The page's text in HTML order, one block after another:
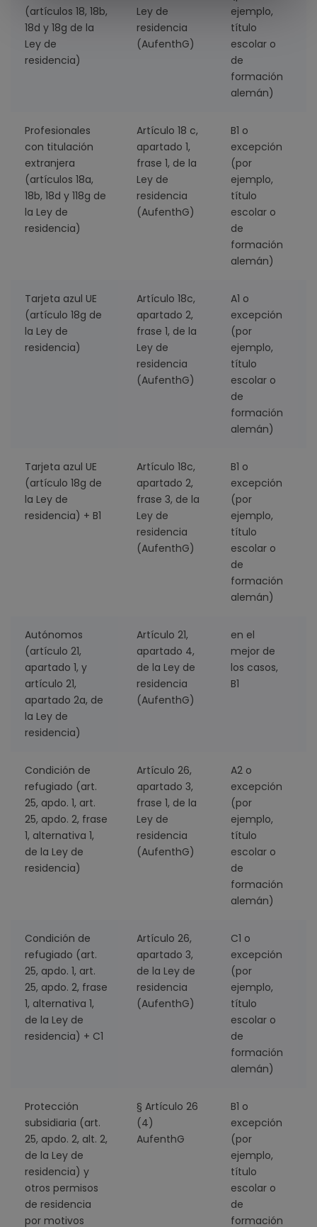
(artículos 18, 18b,
18d y 18g de la
Ley de
residencia)
Ley de
residencia
(AufenthG)
ejemplo,
título
escolar o
de
formación
alemán)
Profesionales
con titulación
extranjera
(artículos 18a,
18b, 18d y 118g de
la Ley de
residencia)
Artículo 18 c,
apartado 1,
frase 1, de la
Ley de
residencia
(AufenthG)
B1 o
excepción
(por
ejemplo,
título
escolar o
de
formación
alemán)
Tarjeta azul UE
(artículo 18g de
la Ley de
residencia)
Artículo 18c,
apartado 2,
frase 1, de la
Ley de
residencia
(AufenthG)
A1 o
excepción
(por
ejemplo,
título
escolar o
de
formación
alemán)
Tarjeta azul UE
(artículo 18g de
la Ley de
residencia) + B1
Artículo 18c,
apartado 2,
frase 3, de la
Ley de
residencia
(AufenthG)
B1 o
excepción
(por
ejemplo,
título
escolar o
de
formación
alemán)
Autónomos
(artículo 21,
apartado 1, y
artículo 21,
apartado 2a, de
la Ley de
residencia)
Artículo 21,
apartado 4,
de la Ley de
residencia
(AufenthG)
en el
mejor de
los casos,
B1
Condición de
refugiado (art.
25, apdo. 1, art.
25, apdo. 2, frase
1, alternativa 1,
de la Ley de
residencia)
Artículo 26,
apartado 3,
frase 1, de la
Ley de
residencia
(AufenthG)
A2 o
excepción
(por
ejemplo,
título
escolar o
de
formación
alemán)
Condición de
refugiado (art.
25, apdo. 1, art.
25, apdo. 2, frase
1, alternativa 1,
de la Ley de
residencia) + C1
Artículo 26,
apartado 3,
de la Ley de
residencia
(AufenthG)
C1 o
excepción
(por
ejemplo,
título
escolar o
de
formación
alemán)
Protección
subsidiaria (art.
25, apdo. 2, alt. 2,
de la Ley de
residencia) y
otros permisos
de residencia
por motivos
§ Artículo 26
(4)
AufenthG
B1 o
excepción
(por
ejemplo,
título
escolar o
de
formación